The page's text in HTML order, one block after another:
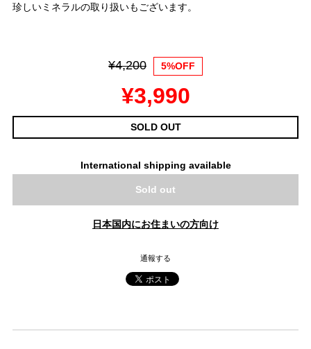
珍しいミネラルの取り扱いもございます。
¥4,200 5%OFF
¥3,990
SOLD OUT
International shipping available
Sold out
日本国内にお住まいの方向け
通報する